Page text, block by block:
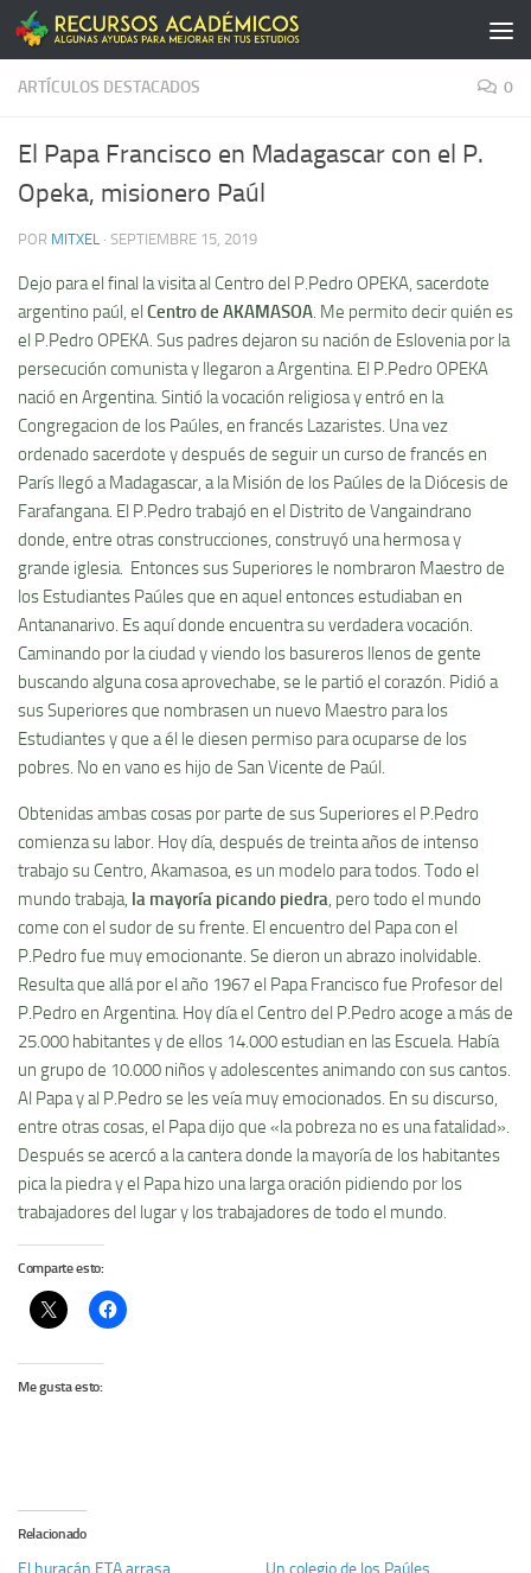
Saltar al contenido
ARTÍCULOS DESTACADOS 0
El Papa Francisco en Madagascar con el P.
Opeka, misionero Paúl
POR MITXEL · SEPTIEMBRE 15, 2019
Dejo para el final la visita al Centro del P.Pedro OPEKA, sacerdote
argentino paúl, el Centro de AKAMASOA. Me permito decir quién es
el P.Pedro OPEKA. Sus padres dejaron su nación de Eslovenia por la
persecución comunista y llegaron a Argentina. El P.Pedro OPEKA
nació en Argentina. Sintió la vocación religiosa y entró en la
Congregacion de los Paúles, en francés Lazaristes. Una vez
ordenado sacerdote y después de seguir un curso de francés en
París llegó a Madagascar, a la Misión de los Paúles de la Diócesis de
Farafangana. El P.Pedro trabajó en el Distrito de Vangaindrano
donde, entre otras construcciones, construyó una hermosa y
grande iglesia. Entonces sus Superiores le nombraron Maestro de
los Estudiantes Paúles que en aquel entonces estudiaban en
Antananarivo. Es aquí donde encuentra su verdadera vocación.
Caminando por la ciudad y viendo los basureros llenos de gente
buscando alguna cosa aprovechabe, se le partió el corazón. Pidió a
sus Superiores que nombrasen un nuevo Maestro para los
Estudiantes y que a él le diesen permiso para ocuparse de los
pobres. No en vano es hijo de San Vicente de Paúl.
Obtenidas ambas cosas por parte de sus Superiores el P.Pedro
comienza su labor. Hoy día, después de treinta años de intenso
trabajo su Centro, Akamasoa, es un modelo para todos. Todo el
mundo trabaja, la mayoría picando piedra, pero todo el mundo
come con el sudor de su frente. El encuentro del Papa con el
P.Pedro fue muy emocionante. Se dieron un abrazo inolvidable.
Resulta que allá por el año 1967 el Papa Francisco fue Profesor del
P.Pedro en Argentina. Hoy día el Centro del P.Pedro acoge a más de
25.000 habitantes y de ellos 14.000 estudian en las Escuela. Había
un grupo de 10.000 niños y adolescentes animando con sus cantos.
Al Papa y al P.Pedro se les veía muy emocionados. En su discurso,
entre otras cosas, el Papa dijo que «la pobreza no es una fatalidad».
Después se acercó a la cantera donde la mayoría de los habitantes
pica la piedra y el Papa hizo una larga oración pidiendo por los
trabajadores del lugar y los trabajadores de todo el mundo.
Comparte esto:
Me gusta esto:
Relacionado
El huracán ETA arrasa
Un colegio de los Paúles